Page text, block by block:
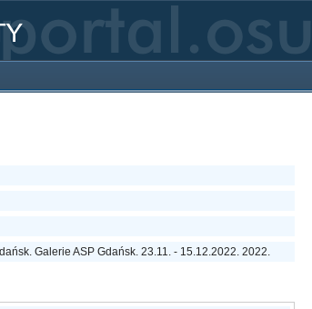
Galerie ASP Gdańsk. 23.11. - 15.12.2022. 2022.